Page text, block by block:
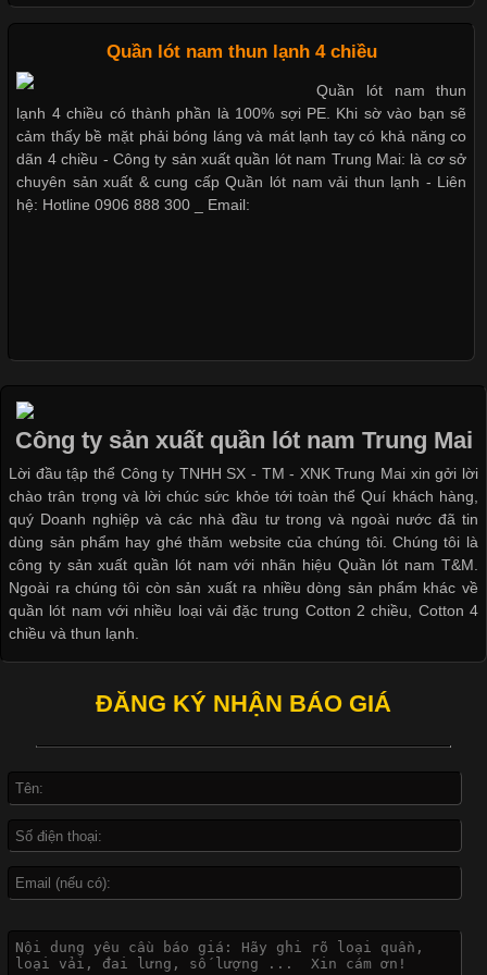
Cập nhật 2026-05-20 14:58:56
Vải thun là một trong những chất liệu được sử dụng rộng rãi
nhất trong ngành thời trang nhờ đặc tính co giãn, mềm mại và
thoải mái khi mặc. Từ áo thun, đồ thể thao cho đến đồ lót nam,
vải thun luôn đóng vai trò quan trọng trong quá trình sản xuất.
Hiện nay, nhu cầu tìm kiếm quần lót nam giá
Các Form Áo Thun Phổ Biến Hiện Nay Và Xu Hướng Trong
Ngành May Mặc Áo thun là một trong những trang phục quen
thuộc và được sử dụng phổ biến nhất hiện nay. Không chỉ đa
dạng về màu sắc hay chất liệu, áo thun còn có nhiều form dáng
khác nhau để phù hợp với từng phong cách thời trang và nhu
cầu
Khám Phá Áo Phông Trang Phục Phổ Biến Nhất Hiện Nay
Áo phông là một trong những trang phục phổ biến nhất trong
Không chỉ xuất hiện trong thời trang thường ngày, áo phông còn
được ứng dụng rộng rãi trong ngành sản xuất may mặc, đặc
biệt là các sản phẩm từ vải thun. Hiện nay,
Đại
Dễ chịu hơn với quần lót nam giá rẻ vải Cotton 4 chiều
Quần lót nam thun lạnh 4 chiều
Quần lót nam thun
lạnh 4 chiều có thành phần là 100% sợi PE. Khi sờ vào bạn sẽ
cảm thấy bề mặt phải bóng láng và mát lạnh tay có khả năng co
dãn 4 chiều - Công ty sản xuất quần lót nam Trung Mai: là cơ sở
chuyên sản xuất & cung cấp Quần lót nam vải thun lạnh - Liên
hệ: Hotline 0906 888 300 _ Email:
Công ty sản xuất quần lót nam Trung Mai
Lời đầu tập thể Công ty TNHH SX - TM - XNK Trung Mai xin gởi lời
chào trân trọng và lời chúc sức khỏe tới toàn thể Quí khách hàng,
quý Doanh nghiệp và các nhà đầu tư trong và ngoài nước đã tin
dùng sản phẩm hay ghé thăm website của chúng tôi. Chúng tôi là
công ty sản xuất quần lót nam với nhãn hiệu Quần lót nam T&M.
Ngoài ra chúng tôi còn sản xuất ra nhiều dòng sản phẩm khác về
quần lót nam với nhiều loại vải đặc trung Cotton 2 chiều, Cotton 4
chiều và thun lạnh.
ĐĂNG KÝ NHẬN BÁO GIÁ